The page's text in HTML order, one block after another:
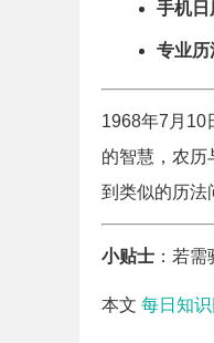
手机日
专业历
1968年7月10
的智慧，农历
到类似的历法
小贴士 ：若
本文 每日知识